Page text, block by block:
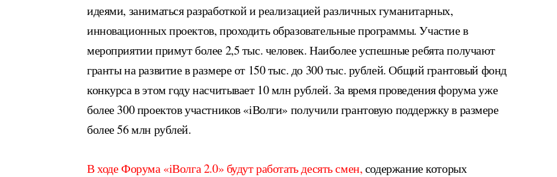
идеями, заниматься разработкой и реализацией различных гуманитарных,
инновационных проектов, проходить образовательные программы. Участие в
мероприятии примут более 2,5 тыс. человек. Наиболее успешные ребята получают
гранты на развитие в размере от 150 тыс. до 300 тыс. рублей. Общий грантовый фонд
конкурса в этом году насчитывает 10 млн рублей. За время проведения форума уже
более 300 проектов участников «iВолги» получили грантовую поддержку в размере
более 56 млн рублей.
В ходе Форума «iВолга 2.0» будут работать десять смен,содержание которых